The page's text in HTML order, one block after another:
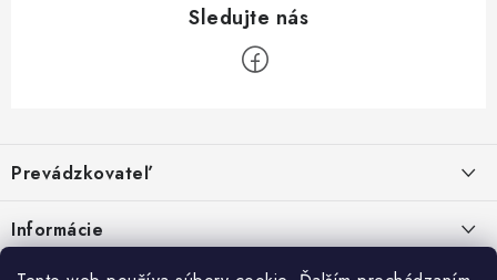
p
ä
t
Prevádzkovateľ
Malinová 49
Informácie
Kontakty